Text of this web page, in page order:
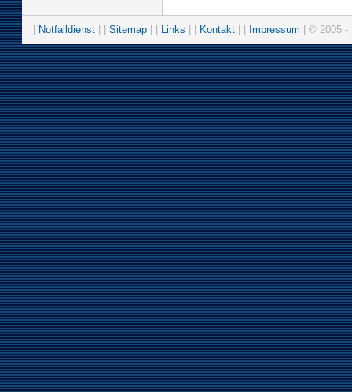
Notfalldienst Sitemap Links Kontakt Impressum | © 2005 -